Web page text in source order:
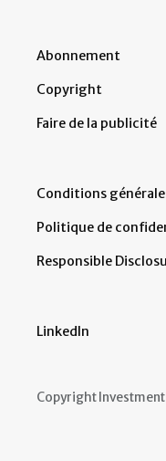
Abonnement
Copyright
Faire de la publicité
Conditions
Politique de
Responsible
LinkedIn
Copyright